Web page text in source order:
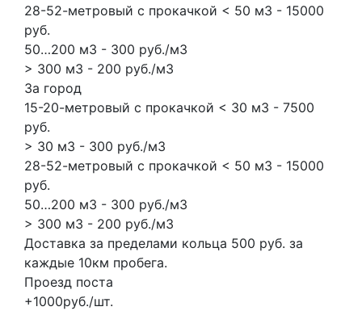
28-52-метровый с прокачкой < 50 м3 - 15000
руб.
50…200 м3 - 300 руб./м3
> 300 м3 - 200 руб./м3
За город
15-20-метровый с прокачкой < 30 м3 - 7500
руб.
> 30 м3 - 300 руб./м3
28-52-метровый с прокачкой < 50 м3 - 15000
руб.
50…200 м3 - 300 руб./м3
> 300 м3 - 200 руб./м3
Доставка за пределами кольца 500 руб. за
каждые 10км пробега.
Проезд поста
+1000руб./шт.